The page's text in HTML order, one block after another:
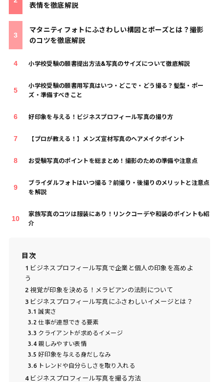
表情を徹底解説
マタニティフォトにふさわしい構図とポーズとは？撮影
のコツを徹底解説
小学校受験の願書提出方法&写真のサイズについて徹底解説
小学校受験の願書用写真はいつ・どこで・どう撮る？髪型・ポー
ズ・準備すべきこと
好印象を与える！ビジネスプロフィール写真の撮り方
【プロが教える！】メンズ宣材写真のヘアメイクポイント
お受験写真のポイントを総まとめ！撮影のための準備や注意点
ブライダルフォトはいつ撮る？前撮り・後撮りのメリットと注意点
を解説
家族写真のコツは服装にあり！リンクコーデや和装のポイントも紹
介
目次
1 ビジネスプロフィール写真で企業と個人の印象を高めよ
う
2 視覚が印象を決める！メラビアンの法則について
3 ビジネスプロフィール写真にふさわしいイメージとは？
3.1 誠実さ
3.2 仕事が連想できる要素
3.3 クライアントが求めるイメージ
3.4親しみやすい表情
3.5 好印象を与える身だしなみ
3.6トレンドや自分らしさを取り入れる
4ビジネスプロフィール写真を撮る方法